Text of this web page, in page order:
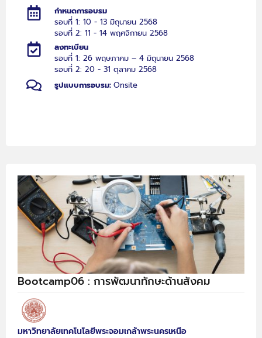
กำหนดการอบรม
รอบที่ 1: 10 - 13 มิถุนายน 2568
รอบที่ 2: 11 - 14 พฤศจิกายน 2568
ลงทะเบียน
รอบที่ 1: 26 พฤษภาคม – 4 มิถุนายน 2568
รอบที่ 2: 20 - 31 ตุลาคม 2568
รูปแบบการอบรม: Onsite
Bootcamp06 : การพัฒนาทักษะด้านสังคม
มหาวิทยาลัยเทคโนโลยีพระจอมเกล้าพระนครเหนือ